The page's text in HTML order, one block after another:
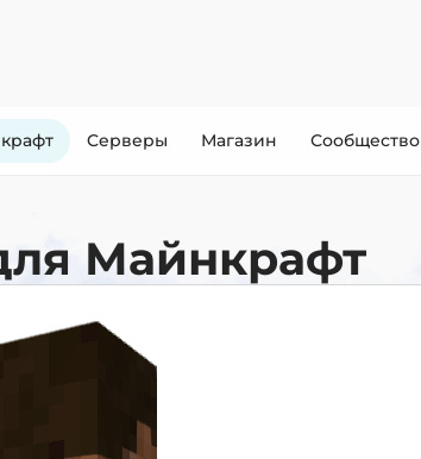
Cерверы Магазин Сообщество
Майнкрафт